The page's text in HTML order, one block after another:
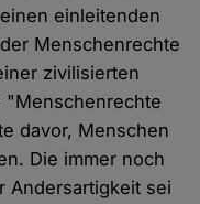
einleitenden
Menschenrechte
zivilisierten
"Menschenrechte
davor, Menschen
Die immer noch
Andersartigkeit sei